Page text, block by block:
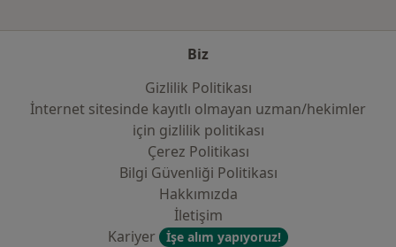
Biz
Gizlilik Politikası
İnternet sitesinde kayıtlı olmayan uzman/hekimler
i̇çin gizlilik politikası
Çerez Politikası
Bilgi Güvenliği Politikası
Hakkımızda
İletişim
Kariyer
İşe alım yapıyoruz!